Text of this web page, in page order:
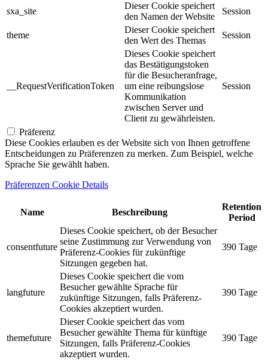
sxa_site
Dieser Cookie speichert
den Namen der Website
Session
theme
Dieser Cookie speichert
den Wert des Themas
Session
__RequestVerificationToken
Dieses Cookie speichert
das Bestätigungstoken
für die Besucheranfrage,
um eine reibungslose
Kommunikation
zwischen Server und
Client zu gewährleisten.
Session
Präferenz
Diese Cookies erlauben es der Website sich von Ihnen getroffene
Entscheidungen zu Präferenzen zu merken. Zum Beispiel, welche
Sprache Sie gewählt haben.
Präferenzen Cookie Details
Name Beschreibung
Retention
Period
consentfuture
Dieses Cookie speichert, ob der Besucher
seine Zustimmung zur Verwendung von
Präferenz-Cookies für zukünftige
Sitzungen gegeben hat.
390 Tage
langfuture
Dieses Cookie speichert die vom
Besucher gewählte Sprache für
zukünftige Sitzungen, falls Präferenz-
Cookies akzeptiert wurden.
390 Tage
themefuture
Dieser Cookie speichert das vom
Besucher gewählte Thema für künftige
Sitzungen, falls Präferenz-Cookies
akzeptiert wurden.
390 Tage